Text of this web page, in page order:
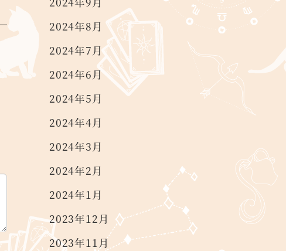
2024年8月
2024年7月
2024年6月
2024年5月
2024年4月
2024年3月
2024年2月
2024年1月
2023年12月
2023年11月